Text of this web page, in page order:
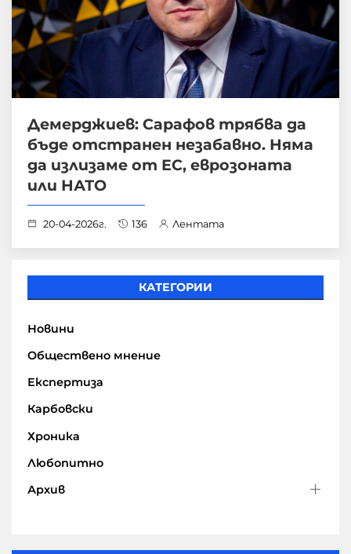
Демерджиев: Сарафов трябва да
бъде отстранен незабавно. Няма
да излизаме от ЕС, еврозоната
или НАТО
20-04-2026г. 136 Лентата
КАТЕГОРИИ
Новини
Обществено мнение
Експертиза
Карбовски
Хроника
Любопитно
Архив